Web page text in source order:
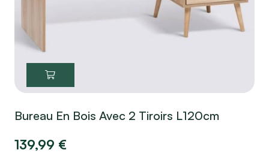
Bureau En Bois Avec 2 Tiroirs L120cm
139,99 €